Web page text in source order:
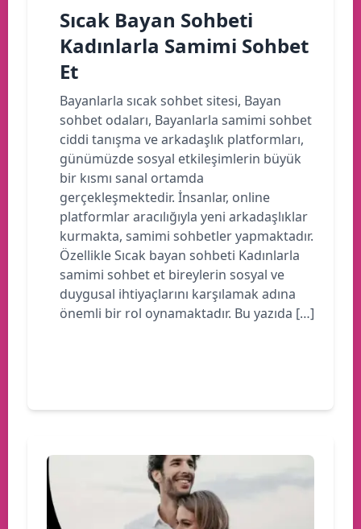
Sıcak Bayan Sohbeti
Kadınlarla Samimi Sohbet
Et
Bayanlarla sıcak sohbet sitesi, Bayan
sohbet odaları, Bayanlarla samimi sohbet
ciddi tanışma ve arkadaşlık platformları,
günümüzde sosyal etkileşimlerin büyük
bir kısmı sanal ortamda
gerçekleşmektedir. İnsanlar, online
platformlar aracılığıyla yeni arkadaşlıklar
kurmakta, samimi sohbetler yapmaktadır.
Özellikle Sıcak bayan sohbeti Kadınlarla
samimi sohbet et bireylerin sosyal ve
duygusal ihtiyaçlarını karşılamak adına
önemli bir rol oynamaktadır. Bu yazıda […]